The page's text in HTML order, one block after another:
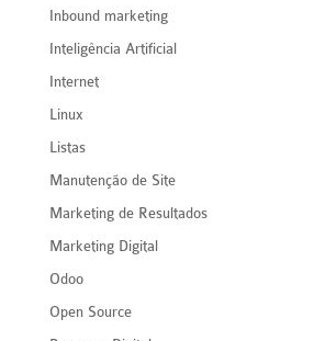
Inbound marketing
Inteligência Artificial
Internet
Linux
Listas
Manutenção de Site
Marketing de Resultados
Marketing Digital
Odoo
Open Source